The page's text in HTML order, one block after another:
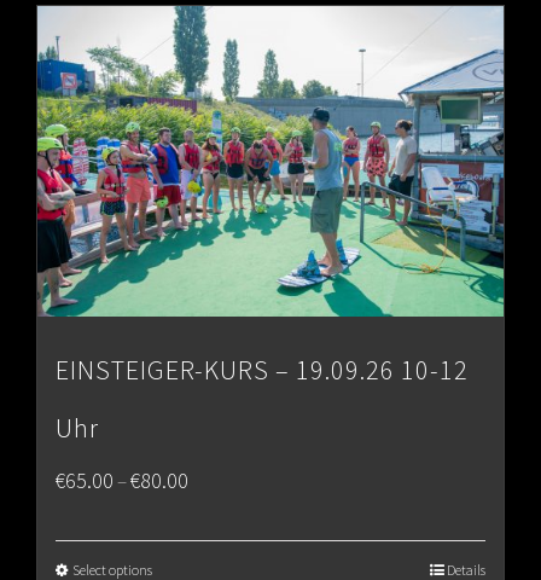
€80.00
EINSTEIGER-KURS – 19.09.26 10-12
Uhr
€65.00–€80.00
Select options Details